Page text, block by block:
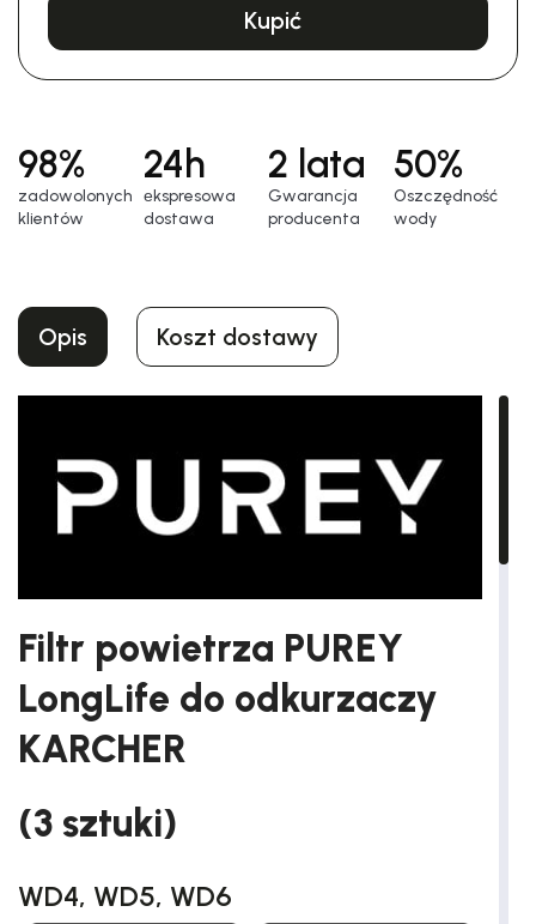
Kupić
98%
zadowolonych
klientów
24h
еkspresowa
dostawa
2 lata
Gwarancja
producenta
50%
Oszczędność
wody
Opis Koszt dostawy
Filtr powietrza PUREY
LongLife do odkurzaczy
KARCHER
(3 sztuki)
WD4, WD5, WD6